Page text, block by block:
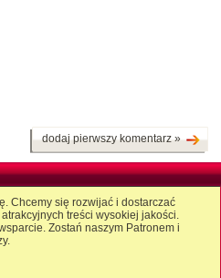
dodaj pierwszy komentarz »
Chcemy się rozwijać i dostarczać
treści wysokiej jakości.
Zostań naszym Patronem i